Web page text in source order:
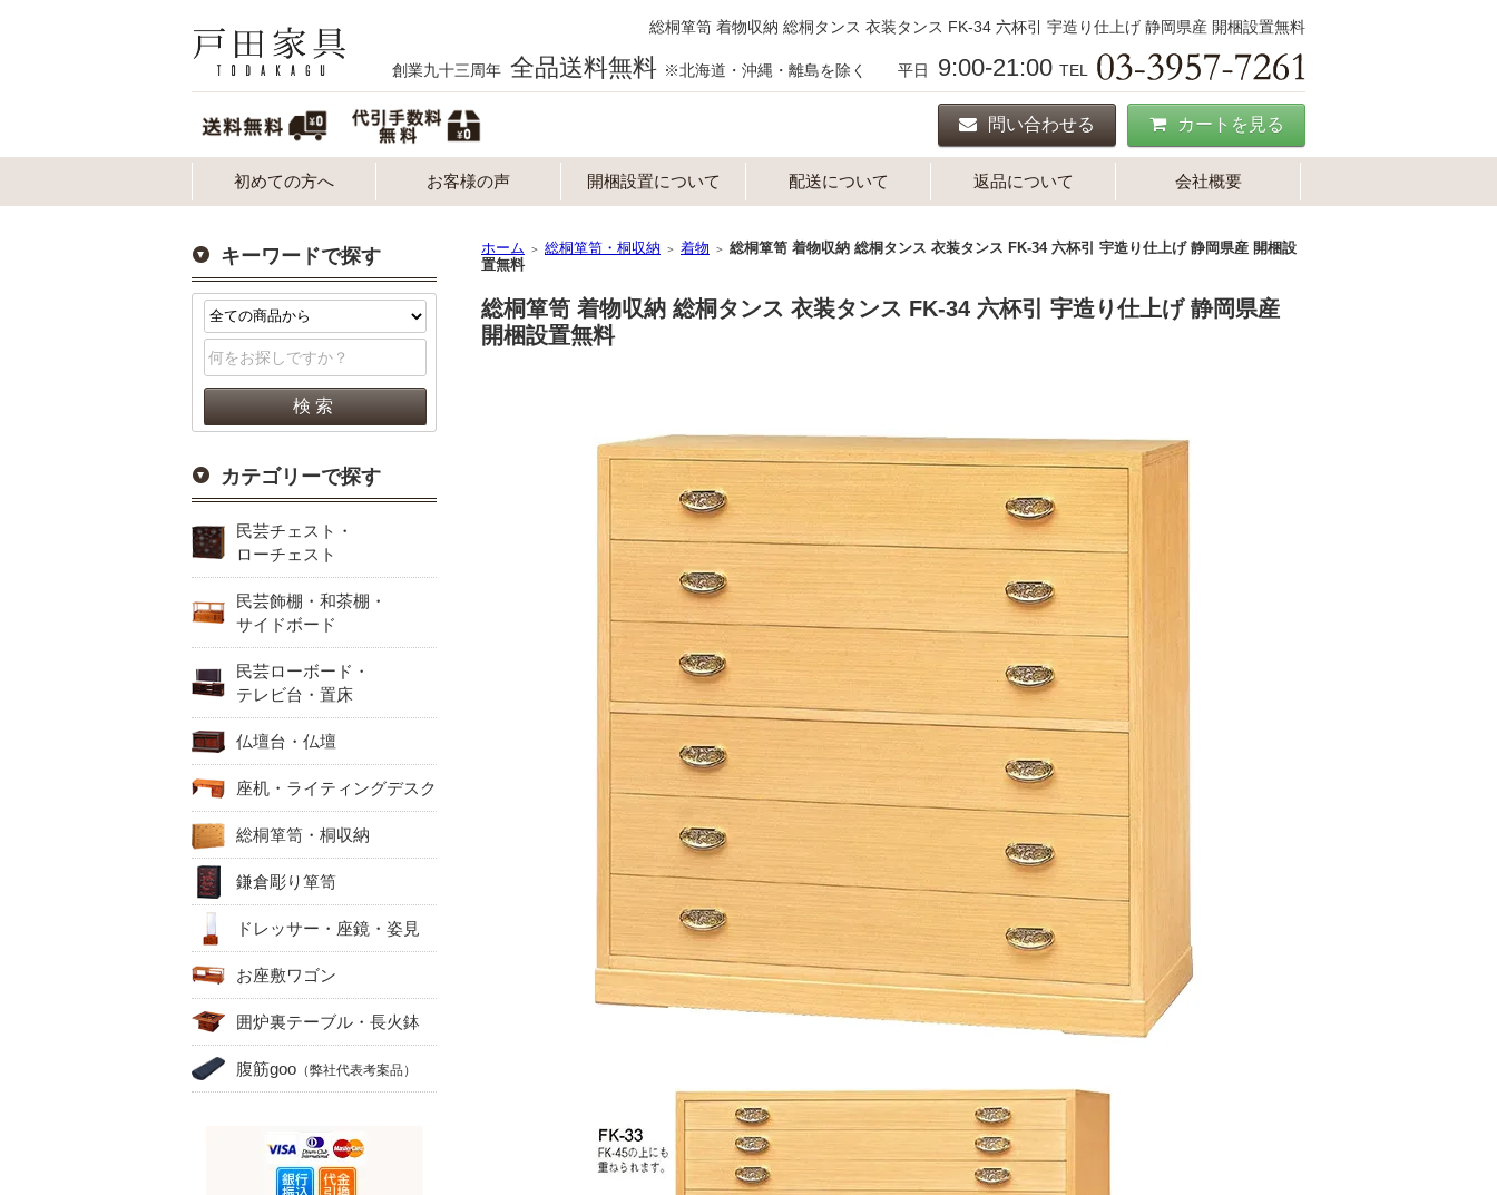
総桐箪笥 着物収納 総桐タンス 衣装タンス FK-34 六杯引 宇造り仕上げ 静岡県産 開梱設置無料
創業九十三周年 全品送料無料 ※北海道・沖縄・離島を除く 平日 9:00-21:00 TEL
問い合わせる カートを見る
初めての方へ お客様の声 開梱設置について 配送について 返品について 会社概要
キーワードで探す
カテゴリーで探す
民芸チェスト・
ローチェスト
民芸飾棚・和茶棚・
サイドボード
民芸ローボード・
テレビ台・置床
仏壇台・仏壇
座机・ライティングデスク
総桐箪笥・桐収納
鎌倉彫り箪笥
ドレッサー・座鏡・姿見
お座敷ワゴン
囲炉裏テーブル・長火鉢
腹筋goo （弊社代表考案品）
ホーム ＞ 総桐箪笥・桐収納 ＞ 着物 ＞ 総桐箪笥 着物収納 総桐タンス 衣装タンス FK-34 六杯引 宇造り仕上げ 静岡県産 開梱設
置無料
総桐箪笥 着物収納 総桐タンス 衣装タンス FK-34 六杯引 宇造り仕上げ 静岡県産
開梱設置無料